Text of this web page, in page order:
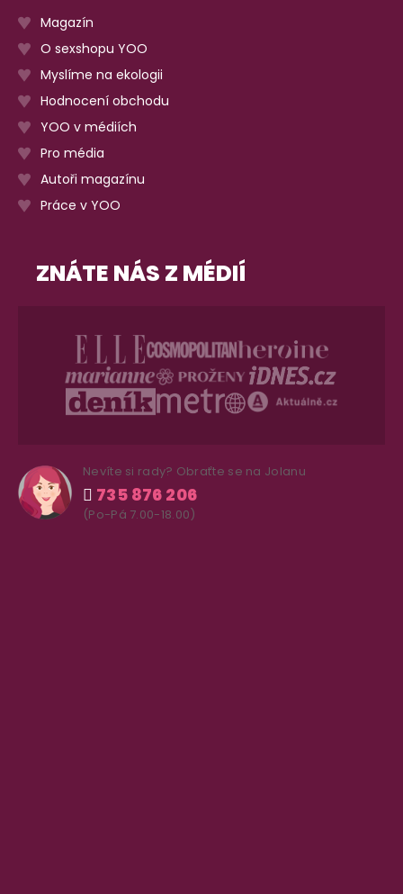
Magazín
O sexshopu YOO
Myslíme na ekologii
Hodnocení obchodu
YOO v médiích
Pro média
Autoři magazínu
Práce v YOO
ZNÁTE NÁS Z MÉDIÍ
Nevíte si rady? Obraťte se na Jolanu
735 876 206
(Po-Pá 7.00-18.00)